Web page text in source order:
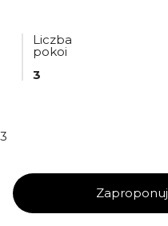
Liczba
pokoi
3
3
Zaproponuj